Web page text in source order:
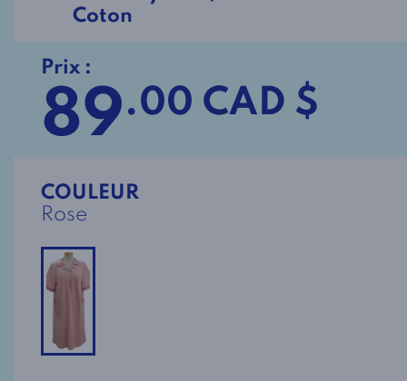
Coton
Prix :
89.00 CAD $
COULEUR
Rose